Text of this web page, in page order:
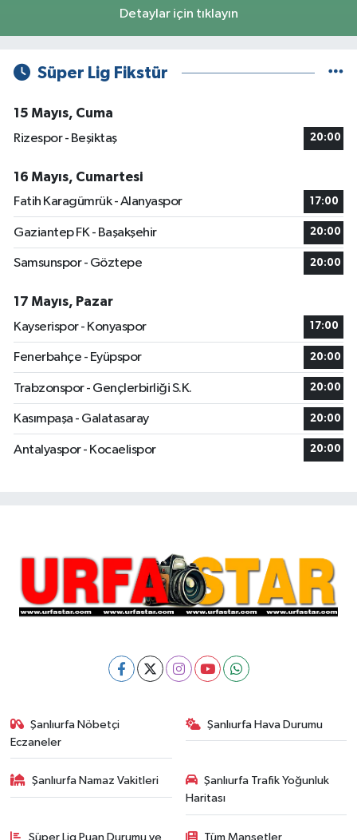
Detaylar için tıklayın
Süper Lig Fikstür
15 Mayıs, Cuma
Rizespor - Beşiktaş
20:00
16 Mayıs, Cumartesi
Fatih Karagümrük - Alanyaspor
17:00
Gaziantep FK - Başakşehir 20:00
Samsunspor - Göztepe 20:00
17 Mayıs, Pazar
Kayserispor - Konyaspor
17:00
Fenerbahçe - Eyüpspor 20:00
Trabzonspor - Gençlerbirliği S.K. 20:00
Kasımpaşa - Galatasaray 20:00
Antalyaspor - Kocaelispor 20:00
Şanlıurfa Nöbetçi
Eczaneler
Şanlıurfa Hava Durumu
Şanlıurfa Namaz Vakitleri
Şanlıurfa Trafik Yoğunluk
Haritası
Süper Lig Puan Durumu ve Tüm Manşetler